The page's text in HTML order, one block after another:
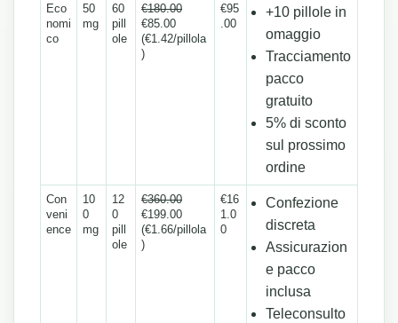
Eco
nomi
co
50
mg
60
pill
ole
€180.00
€85.00
(€1.42/pillola
)
€95
.00
+10 pillole in
omaggio
Tracciamento
pacco
gratuito
5% di sconto
sul prossimo
ordine
Con
veni
ence
10
0
mg
12
0
pill
ole
€360.00
€199.00
(€1.66/pillola
)
€16
1.0
0
Confezione
discreta
Assicurazion
e pacco
inclusa
Teleconsulto